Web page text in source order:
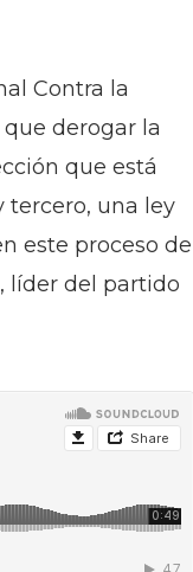
Contra la
derogar la
que está
una ley
este proceso de
líder del partido